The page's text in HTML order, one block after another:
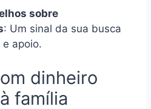
sobre
: Um sinal da sua busca
apoio.
dinheiro
família